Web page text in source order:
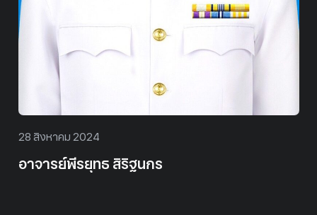
28 สิงหาคม 2024
อาจารย์พีรยุทธ สิริฐนกร